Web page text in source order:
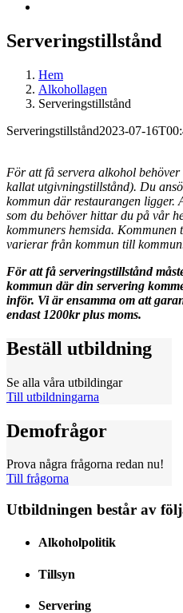
Serveringstillstånd
Hem
Alkohollagen
Serveringstillstånd
Serveringstillstånd2023-07-
För att få servera alkohol
kallat utgivningstillstånd). Du
kommun där restaurangen ligger.
som du behöver hittar du på vår
kommuners hemsida. Kommunen
varierar från kommun till
För att få serveringstillstånd
kommun där din servering
inför. Vi är ensamma om att
endast 1200kr plus moms.
Beställ utbildning
Se alla våra utbildingar
Till utbildningarna
Demofrågor
Prova några frågorna redan nu!
Till frågorna
Utbildningen består av
Alkoholpolitik
Tillsyn
Servering